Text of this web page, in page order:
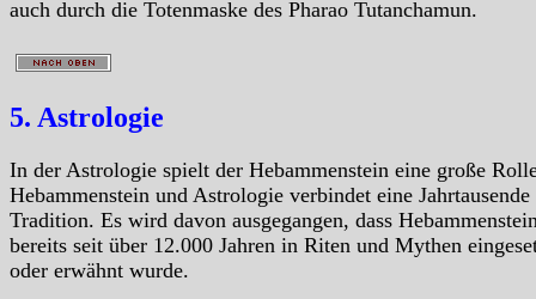
auch durch die Totenmaske des Pharao Tutanchamun.
5. Astrologie
In der Astrologie spielt der Hebammenstein eine große
Hebammenstein und Astrologie verbindet eine Jahrtausende
Tradition. Es wird davon ausgegangen, dass
bereits seit über 12.000 Jahren in Riten und Mythen
oder erwähnt wurde.